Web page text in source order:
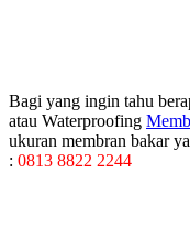
Bagi yang ingin tahu
atau Waterproofing
ukuran membran bakar
: 0813 8822 2244